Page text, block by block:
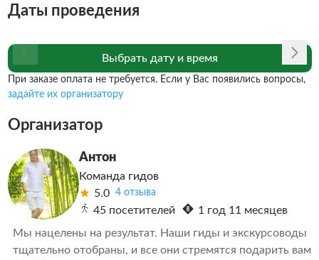
Даты проведения
Выбрать дату и время
При заказе оплата не требуется. Если у Вас появились вопросы,
задайте их организатору
Организатор
Антон
Команда гидов
5.0
4 отзыва
45 посетителей
1 год 11 месяцев
Мы нацелены на результат. Наши гиды и экскурсоводы
тщательно отобраны, и все они стремятся подарить вам